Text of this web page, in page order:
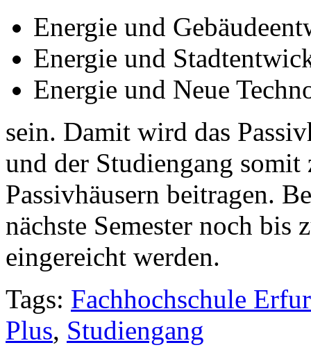
Energie und
Energie und
Energie und Neue
sein. Damit wird das
und der Studiengang
Passivhäusern beitragen.
nächste Semester noch bis
eingereicht werden.
Tags: Fachhochschule
Plus, Studiengang